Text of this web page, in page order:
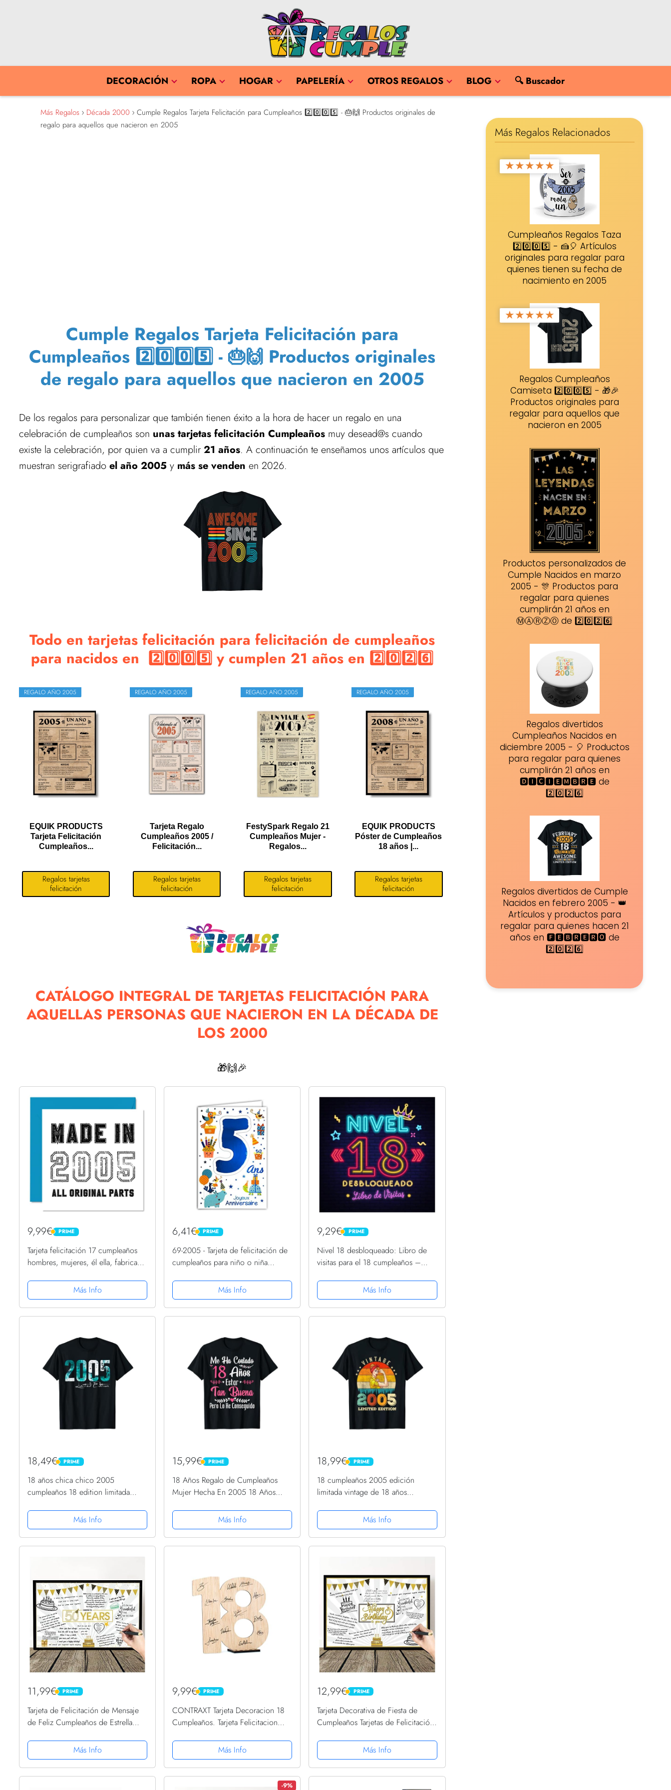
DECORACIÓN ROPA HOGAR PAPELERÍA OTROS REGALOS BLOG 🔍 Buscador
Más Regalos Década 2000
Cumple Regalos Tarjeta Felicitación para Cumpleaños 2️⃣0️⃣0️⃣5️⃣ - 🎂🙌 Productos originales de
regalo para aquellos que nacieron en 2005
Cumple Regalos Tarjeta Felicitación para
Cumpleaños 2️⃣0️⃣0️⃣5️⃣ - 🎂🙌 Productos originales
de regalo para aquellos que nacieron en 2005
De los regalos para personalizar que también tienen éxito a la hora de hacer un regalo en una
celebración de cumpleaños son unas tarjetas felicitación Cumpleaños muy desead@s cuando
existe la celebración, por quien va a cumplir 21 años. A continuación te enseñamos unos artículos que
muestran serigrafiado el año 2005 y más se venden en 2026.
Todo en tarjetas felicitación para felicitación de cumpleaños
para nacidos en 2️⃣0️⃣0️⃣5️⃣ y cumplen 21 años en 2️⃣0️⃣2️⃣6️⃣
REGALO AÑO 2005
EQUIK PRODUCTS
Tarjeta Felicitación
Cumpleaños...
Regalos tarjetas
felicitación
REGALO AÑO 2005
Tarjeta Regalo
Cumpleaños 2005 /
Felicitación...
Regalos tarjetas
felicitación
REGALO AÑO 2005
FestySpark Regalo 21
Cumpleaños Mujer -
Regalos...
Regalos tarjetas
felicitación
REGALO AÑO 2005
EQUIK PRODUCTS
Póster de Cumpleaños
18 años |...
Regalos tarjetas
felicitación
CATÁLOGO INTEGRAL DE TARJETAS FELICITACIÓN PARA
AQUELLAS PERSONAS QUE NACIERON EN LA DÉCADA DE
LOS 2000
🎁🙌🎉
9,99€ PRIME
PRIME
Tarjeta felicitación 17 cumpleaños
hombres, mujeres, él ella, fabricada
originales, divertida tarjeta
felicitación 17 cumpleaños...
Más Info
6,41€ PRIME
PRIME
69-2005 - Tarjeta de felicitación de
cumpleaños para niño o niña
granja
Más Info
9,29€ PRIME
PRIME
Nivel 18 desbloqueado: Libro de
visitas para el 18 cumpleaños –
años gamer decoración - Libro de
firmas para...
Más Info
18,49€ PRIME
PRIME
18 años chica chico 2005
cumpleaños 18 edition limitada
Más Info
15,99€ PRIME
PRIME
18 Años Regalo de Cumpleaños
Mujer Hecha En 2005 18 Años
Más Info
18,99€ PRIME
PRIME
18 cumpleaños 2005 edición
limitada vintage de 18 años
Más Info
11,99€ PRIME
PRIME
Tarjeta de Felicitación de Mensaje
de Feliz Cumpleaños de Estrella
Tarjeta de Decoración de Fiesta
Cartel Alternativo de Libro...
Más Info
9,99€ PRIME
PRIME
CONTRAXT Tarjeta Decoracion 18
Cumpleaños. Tarjeta Felicitacion
Cumpleaños hombre mujer 18 años
Feliz mayoria edad Postal...
Más Info
12,99€ PRIME
PRIME
Tarjeta Decorativa de Fiesta de
Cumpleaños Tarjetas de Felicitación
Globos Gigantes Negros y Dorados
Estrellas Señal Cartel...
Más Info
-9%
Más Regalos Relacionados
★★★★★
Cumpleaños Regalos Taza
2️⃣0️⃣0️⃣5️⃣ - 🍰🎈 Artículos
originales para regalar para
quienes tienen su fecha de
nacimiento en 2005
★★★★★
Regalos Cumpleaños
Camiseta 2️⃣0️⃣0️⃣5️⃣ - 🎁🎉
Productos originales para
regalar para aquellos que
nacieron en 2005
Productos personalizados de
Cumple Nacidos en marzo
2005 - 🎊 Productos para
regalar para quienes
cumplirán 21 años en
ⓂⒶⓇⓏⓄ de 2️⃣0️⃣2️⃣6️⃣
Regalos divertidos
Cumpleaños Nacidos en
diciembre 2005 - 🎈 Productos
para regalar para quienes
cumplirán 21 años en
🅳🅸🅲🅸🅴🅼🅱🆁🅴 de
2️⃣0️⃣2️⃣6️⃣
Regalos divertidos de Cumple
Nacidos en febrero 2005 - 👑
Artículos y productos para
regalar para quienes hacen 21
años en 🅵🅴🅱🆁🅴🆁🅾 de
2️⃣0️⃣2️⃣6️⃣